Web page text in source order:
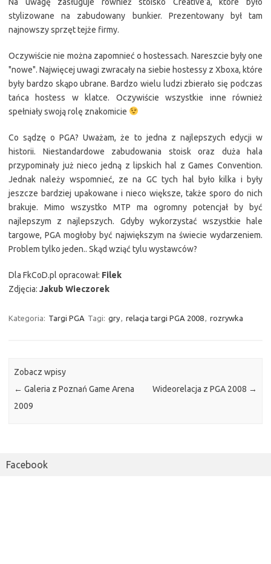
stylizowane na zabudowany bunkier. Prezentowany był tam
najnowszy sprzęt tejże firmy.
Oczywiście nie można zapomnieć o hostessach. Nareszcie były one
"nowe". Najwięcej uwagi zwracały na siebie hostessy z Xboxa, które
były bardzo skąpo ubrane. Bardzo wielu ludzi zbierało się podczas
tańca hostess w klatce. Oczywiście wszystkie inne również
spełniały swoją rolę znakomicie
Co sądzę o PGA? Uważam, że to jedna z najlepszych edycji w
historii. Niestandardowe zabudowania stoisk oraz duża hala
przypominały już nieco jedną z lipskich hal z Games Convention.
Jednak należy wspomnieć, ze na GC tych hal było kilka i były
jeszcze bardziej upakowane i nieco większe, także sporo do nich
brakuje. Mimo wszystko MTP ma ogromny potencjał by być
najlepszym z najlepszych. Gdyby wykorzystać wszystkie hale
targowe, PGA mogłoby być największym na świecie wydarzeniem.
Problem tylko jeden.. Skąd wziąć tylu wystawców?
Dla FkCoD.pl opracował: Filek
Zdjęcia: Jakub Wieczorek
Kategoria: Targi PGA Tagi: gry relacja targi PGA 2008 rozrywka
Zobacz wpisy
← Galeria z Poznań Game Arena
2009
Wideorelacja z PGA 2008 →
Facebook